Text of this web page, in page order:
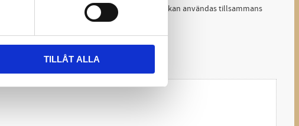
TILLÅT ALLA
till att minska belastningen på hoven och kan användas tillsammans